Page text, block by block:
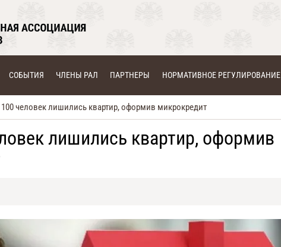
СОБЫТИЯ ЧЛЕНЫ РАЛ ПАРТНЕРЫ НОРМАТИВНОЕ РЕГУЛИРОВАНИЕ
человек лишились квартир, оформив микрокредит
лишились квартир, оформив